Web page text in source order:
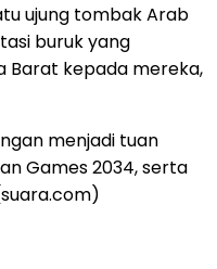
ujung tombak Arab
buruk yang
Barat kepada mereka,
menjadi tuan
Games 2034, serta